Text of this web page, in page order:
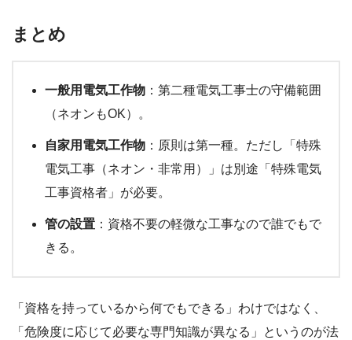
まとめ
一般用電気工作物 ：第二種電気工事士の守備範囲
（ネオンもOK）。
自家用電気工作物 ：原則は第一種。ただし「特殊
電気工事（ネオン・非常用）」は別途「特殊電気
工事資格者」が必要。
管の設置 ：資格不要の軽微な工事なので誰でもで
きる。
「資格を持っているから何でもできる」わけではなく、
「危険度に応じて必要な専門知識が異なる」というのが法